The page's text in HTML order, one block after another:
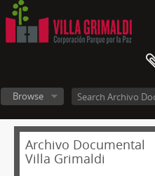
Browse
Archivo Documental
Villa Grimaldi